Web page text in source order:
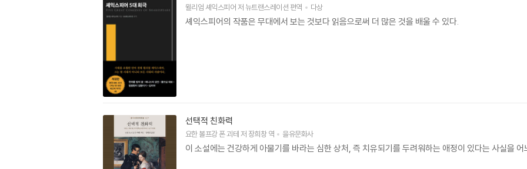
여러 해에 걸친 국정 수행으로 인한 피로와 중압감으로 심신이 지친 괴테는 작가로서의 침체기를 극복하기 위해 바이마르 궁정
동안 이탈리아에 체류하면서 괴테가 느꼈던 고대 예술에 대한 감동은 대단한 것이었다. 이탈리아 여행을 통해 얻게 된 고대 미
독일 문학사에서는 괴테가 이탈리아에서 돌아온 1788년부터 실러가 죽은 1805년까지를 독일 문학의 최고 전성기인 “고전주
이마르를 중심으로 자신들의 고전주의 이상을 실현하는 활동을 했는데, 개인의 “개성”을 존중하면서도 “유형(類型)”을 통해
구했던 것이다. 괴테와 실러의 상이한 창작 방식은 상대의 부족한 면을 보충해 주어 결과적으로 위대한 성과를 올릴 수 있게 해
의 『파우스트』작업도 계속 진행해 1808년에 드디어 1부를 완성하게 된다.
실러는 지나친 의욕과 격무로 인해 1805년 5월 46세의 나이로 쓰러지는데, 실러의 죽음은 괴테에게도 커다란 충격이었다.
국은 영토가 크게 확장되어 대공국이 되었다. 괴테는 수상의 자리에 앉게 되지만 여전히 문화와 예술 분야만을 관장했다. 1823년
윌리엄 셰익스피어저뉴트랜스레이션 편역 다상
셰익스피어의 작품은 무대에서 보는 것보다 읽음으로써 더 많은 것을 배울 수 있다.
선택적 친화력
요한 볼프강 폰 괴테저 장희창역 을유문화사
이 소설에는 건강하게 아물기를 바라는 심한 상처, 즉 치유되기를 두려워하는 애정이 있다는 사실을